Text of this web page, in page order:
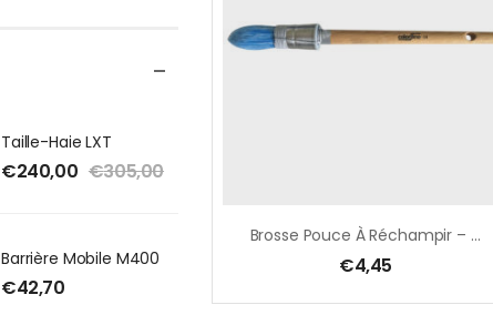
Taille-Haie LXT
€240,00 €305,00
Barrière Mobile M400
€42,70
Brosse Pouce À Réchampir – Acryl Ø 10 Mm, Soies Bleues MIX, Avec Ficelle
€4,45